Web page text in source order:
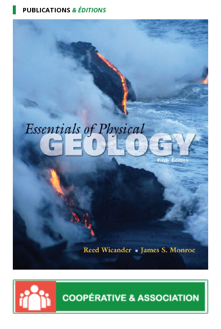
PUBLICATIONS& ÉDITIONS